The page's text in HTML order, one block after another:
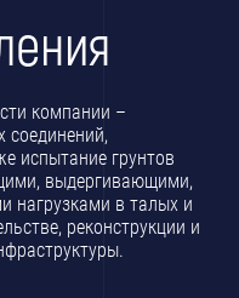
компании –
соединений,
испытание грунтов
выдергивающими,
нагрузками в талых и
реконструкции и